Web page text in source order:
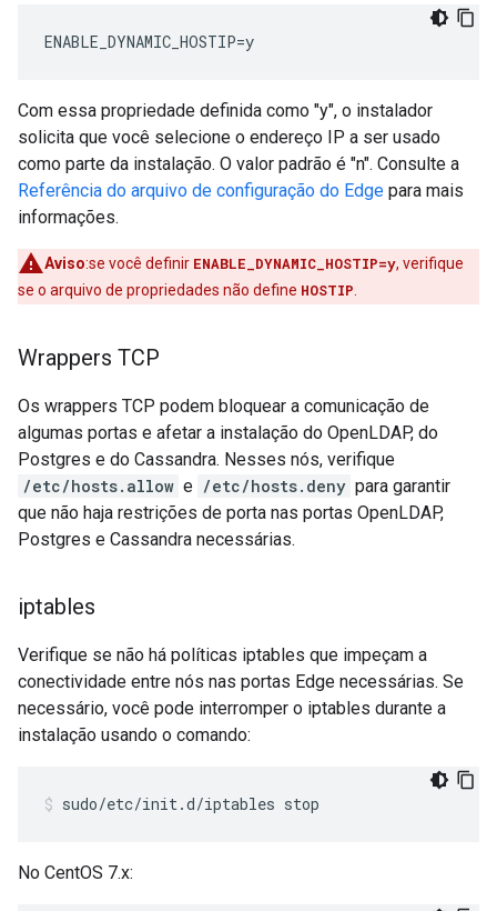
ENABLE_DYNAMIC_HOSTIP=y
Com essa propriedade definida como "y", o instalador
solicita que você selecione o endereço IP a ser usado
como parte da instalação. O valor padrão é "n". Consulte a
Referência do arquivo de configuração do Edge para mais
informações.
Aviso:se você definir ENABLE_DYNAMIC_HOSTIP=y, verifique
se o arquivo de propriedades não define HOSTIP
Wrappers TCP
Os wrappers TCP podem bloquear a comunicação de
algumas portas e afetar a instalação do OpenLDAP, do
Postgres e do Cassandra. Nesses nós, verifique
/etc/hosts.allow e /etc/hosts.deny para garantir
que não haja restrições de porta nas portas OpenLDAP,
Postgres e Cassandra necessárias.
iptables
Verifique se não há políticas iptables que impeçam a
conectividade entre nós nas portas Edge necessárias. Se
necessário, você pode interromper o iptables durante a
instalação usando o comando:
sudo/etc/init.d/iptables stop
No CentOS 7.x: